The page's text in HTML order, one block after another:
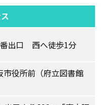
出口 西へ徒歩1分
役所前（府立図書館